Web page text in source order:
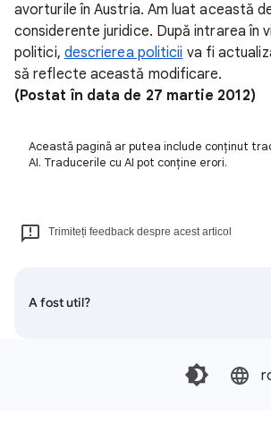
avorturile în Austria. Am luat această
considerente juridice. După intrarea în
politici, descrierea politicii va fi
să reflecte această modificare.
(Postat în data de 27 martie 2012)
Această pagină ar putea include conținut
AI. Traducerile cu AI pot conține erori.
Trimiteți feedback despre acest articol
A fost util?